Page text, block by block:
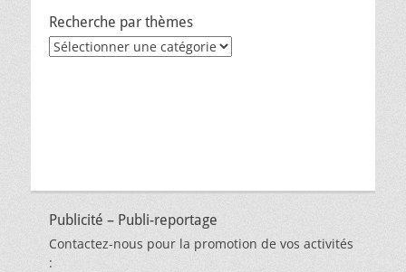
Recherche par thèmes
Recherche
Publicité – Publi-reportage
Contactez-nous pour la promotion de vos activités
: